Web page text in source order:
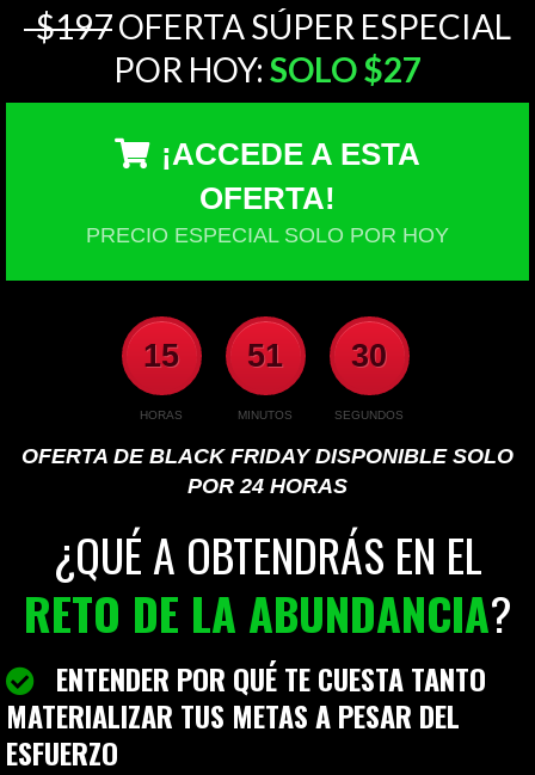
$197OFERTA SÚPER ESPECIAL
POR HOY: SOLO $27
¡ACCEDE A ESTA
OFERTA!
PRECIO ESPECIAL SOLO POR HOY
15
HORAS
51
MINUTOS
30
SEGUNDOS
OFERTA DE BLACK FRIDAY DISPONIBLE SOLO
POR 24 HORAS
¿QUÉ A OBTENDRÁS EN EL
RETO DE LA ABUNDANCIA?
ENTENDER POR QUÉ TE CUESTA TANTO
MATERIALIZAR TUS METAS A PESAR DEL
ESFUERZO